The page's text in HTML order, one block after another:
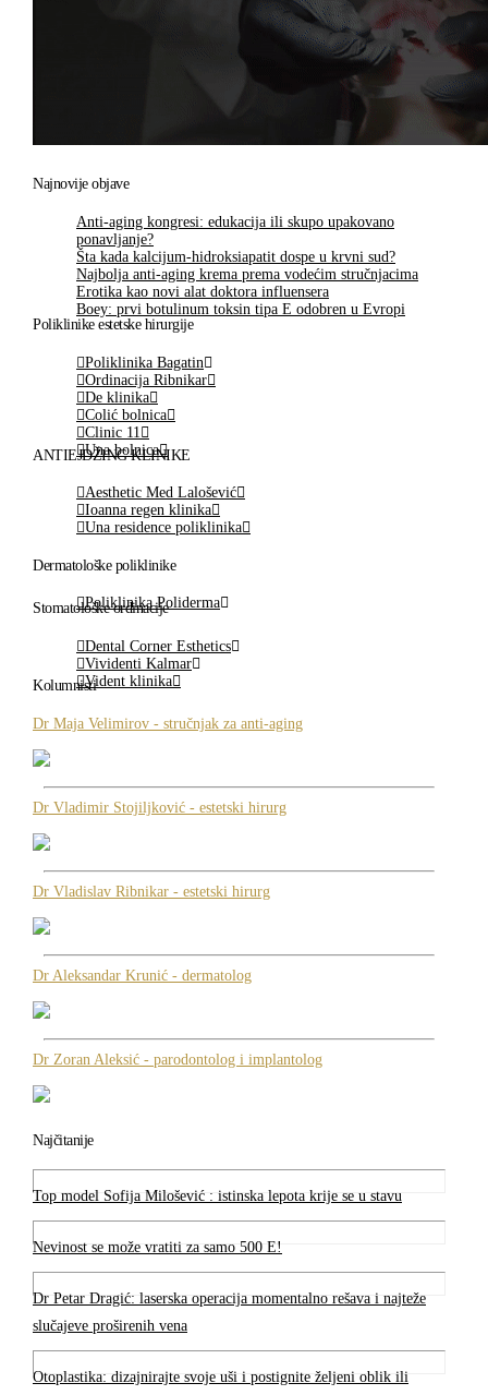
Najnovije objave
Anti-aging kongresi: edukacija ili skupo upakovano
ponavljanje?
Šta kada kalcijum-hidroksiapatit dospe u krvni sud?
Najbolja anti-aging krema prema vodećim stručnjacima
Erotika kao novi alat doktora influensera
Boey: prvi botulinum toksin tipa E odobren u Evropi
Poliklinike estetske hirurgije
Poliklinika Bagatin
Ordinacija Ribnikar
De klinika
Colić bolnica
Clinic 11
Una bolnica
ANTIEJDŽING KLINIKE
Aesthetic Med Lalošević
Ioanna regen klinika
Una residence poliklinika
Dermatološke poliklinike
Poliklinika Poliderma
Stomatološke ordinacije
Dental Corner Esthetics
Vividenti Kalmar
Vident klinika
Kolumnisti
Dr Maja Velimirov - stručnjak za anti-aging
Dr Vladimir Stojiljković - estetski hirurg
Dr Vladislav Ribnikar - estetski hirurg
Dr Aleksandar Krunić - dermatolog
Dr Zoran Aleksić - parodontolog i implantolog
Najčitanije
Top model Sofija Milošević : istinska lepota krije se u stavu
Nevinost se može vratiti za samo 500 E!
Dr Petar Dragić: laserska operacija momentalno rešava i najteže
slučajeve proširenih vena
Otoplastika: dizajnirajte svoje uši i postignite željeni oblik ili